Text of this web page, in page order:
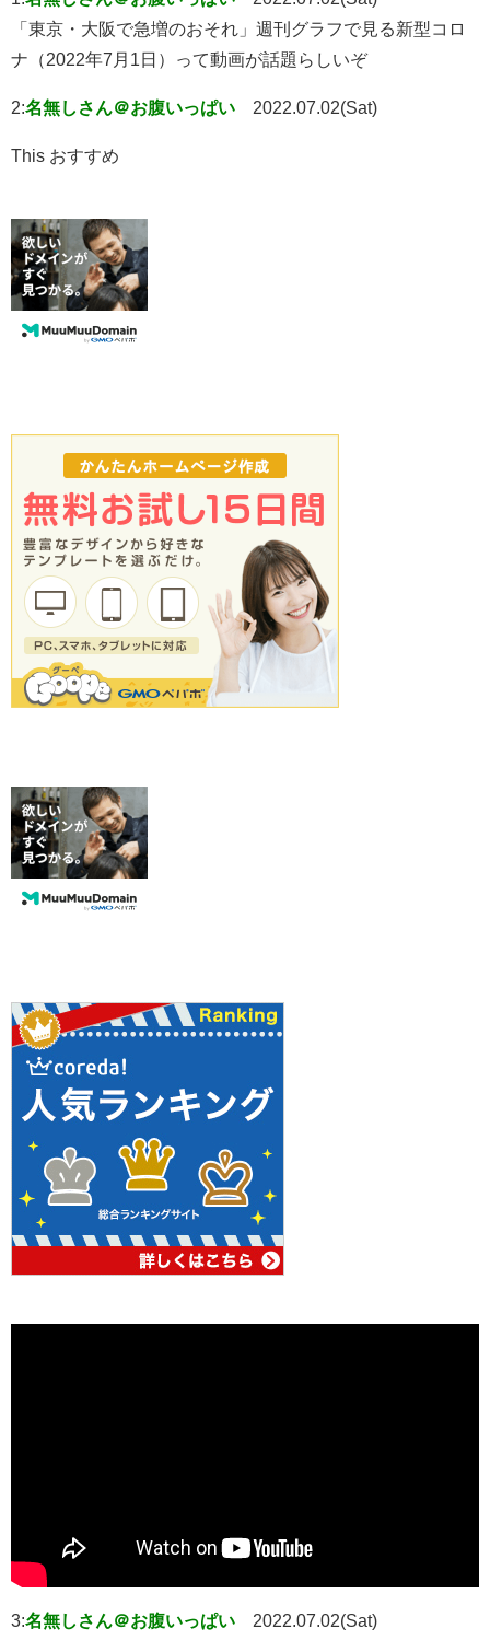
「東京・大阪で急増のおそれ」週刊グラフで見る新型コロ
ナ（2022年7月1日）って動画が話題らしいぞ
2:名無しさん＠お腹いっぱい 2022.07.02(Sat)
This おすすめ
3:名無しさん＠お腹いっぱい 2022.07.02(Sat)